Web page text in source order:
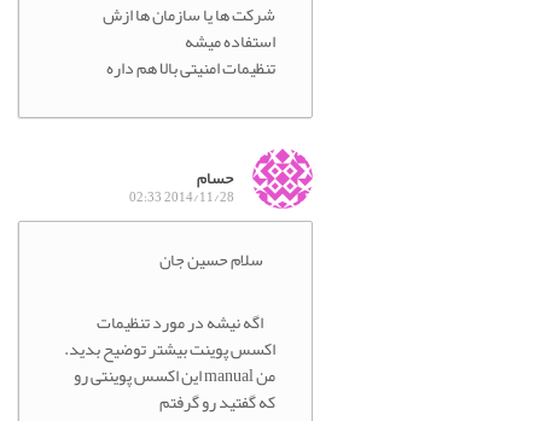
شرکت ها یا سازمان ها ازش
استفاده میشه
تنظیمات امنیتی بالا هم داره
حسام
2014/11/28 02:33
سلام حسین جان
اگه نیشه در مورد تنظیمات
اکسس پوینت بیشتر توضیح بدید.
من manual این اکسس پوینتی رو
که گفتید رو گرفتم